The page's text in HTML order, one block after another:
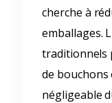
cherche à
emballages.
traditionnels
de
négligeable